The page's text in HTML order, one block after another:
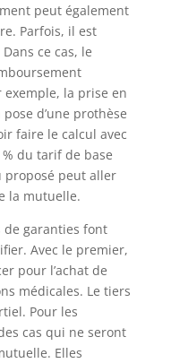
peut également
Parfois, il est
ce cas, le
la prise en
d’une prothèse
faire le calcul avec
du tarif de base
proposé peut aller
la mutuelle.
de garanties font
Avec le premier,
pour l’achat de
médicales. Le tiers
Pour les
cas qui ne seront
Elles